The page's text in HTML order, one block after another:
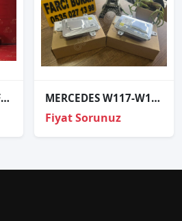
Mercedes A254 Glc Ful Led Sağ Sol Far Sıfır Orj 2023 A2549061600 A2549061500 MERCEDES W117-W156 GLA FAR BEYNİ D3S
Fiyat Sorunuz